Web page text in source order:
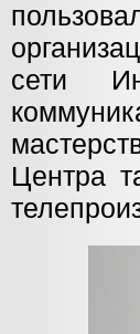
сети
Центра